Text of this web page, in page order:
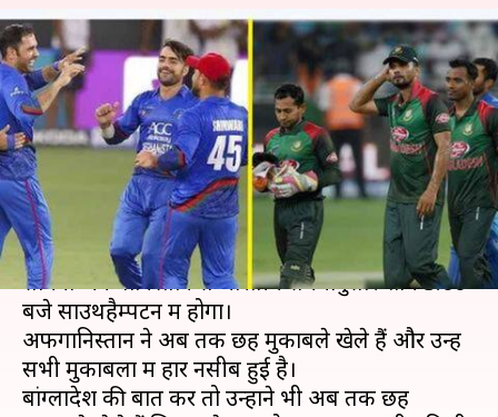
बांग्लादेश के सामने होगी हौंसले से
बुलंद अफगानिस्तान, जानें ड्रीम
इलेवन और पिच रिपोर्ट
लेखन Neeraj Pandey Jun 23, 2019 06:55 pm
क्या है खबर?
विश्व कप 2019 के 31वें मैच में 24 जून को बांग्लादेश का
सामना अफगानिस्तान से भारतीय समयानुसार शाम 3:00
बजे साउथहैम्पटन में होगा।
अफगानिस्तान ने अब तक छह मुकाबले खेले हैं और उन्हें
सभी मुकाबलों में हार नसीब हुई है।
बांग्लादेश की बात करें तो उन्होंने भी अब तक छह